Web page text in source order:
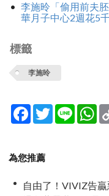
李施昤「偷用前夫
華月子中心2週花5
標籤
李施昤
Facebook
TwitterLine
為您推薦
自由了！VIVIZ告